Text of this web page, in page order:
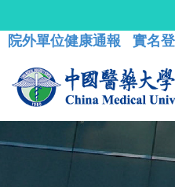
院外單位健康通報 實名